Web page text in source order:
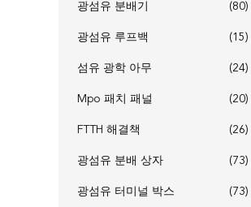
광섬유 분배기 (80)
광섬유 루프백 (15)
섬유 광학 아무 (24)
Mpo 패치 패널 (20)
FTTH 해결책 (26)
광섬유 분배 상자 (73)
광섬유 터미널 박스 (73)